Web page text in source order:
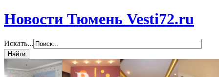
Новости Тюмень Vesti72.ru
Искать...